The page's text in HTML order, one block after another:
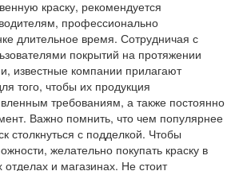
краску, рекомендуется
профессионально
длительное время. Сотрудничая с
покрытий на протяжении
известные компании прилагают
того, чтобы их продукция
требованиям, а также постоянно
Важно помнить, что чем популярнее
столкнуться с подделкой. Чтобы
желательно покупать краску в
и магазинах. Не стоит